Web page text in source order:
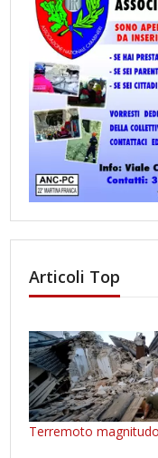
Articoli Top
Terremoto